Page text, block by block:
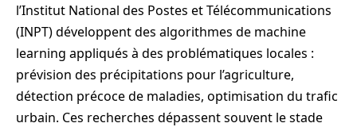
l’Institut National des Postes et Télécommunications
(INPT) développent des algorithmes de machine
learning appliqués à des problématiques locales :
prévision des précipitations pour l’agriculture,
détection précoce de maladies, optimisation du trafic
urbain. Ces recherches dépassent souvent le stade